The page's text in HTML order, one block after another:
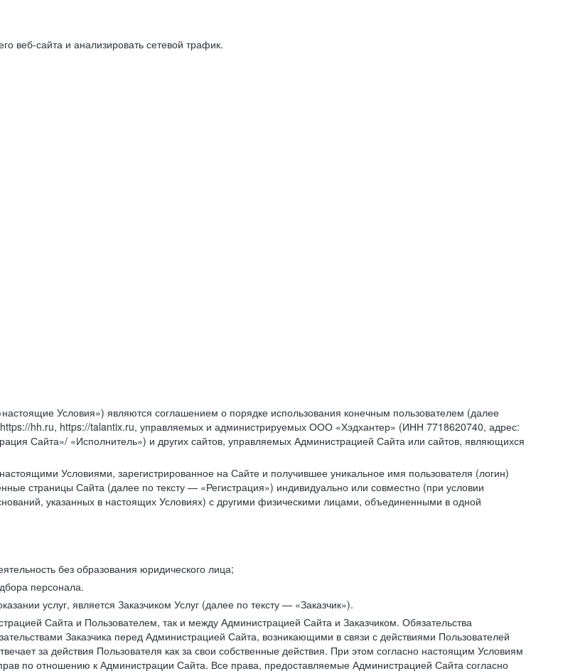
веб-сайта и анализировать сетевой трафик.
Условия») являются соглашением о порядке использования конечным пользователем (далее
hh.ru, https://talantix.ru, управляемых и администрируемых ООО «Хэдхантер» (ИНН 7718620740, адрес:
Сайта»/ «Исполнитель») и других сайтов, управляемых Администрацией Сайта или сайтов, являющихся
Условиями, зарегистрированное на Сайте и получившее уникальное имя пользователя (логин)
страницы Сайта (далее по тексту — «Регистрация») индивидуально или совместно (при условии
указанных в настоящих Условиях) с другими физическими лицами, объединенными в одной
без образования юридического лица;
персонала.
услуг, является Заказчиком Услуг (далее по тексту — «Заказчик»).
Сайта и Пользователем, так и между Администрацией Сайта и Заказчиком. Обязательства
Заказчика перед Администрацией Сайта, возникающими в связи с действиями Пользователей
за действия Пользователя как за свои собственные действия. При этом согласно настоящим Условиям
по отношению к Администрации Сайта. Все права, предоставляемые Администрацией Сайта согласно